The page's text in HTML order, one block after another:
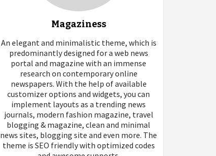
Magaziness
An elegant and minimalistic theme, which is
predominantly designed for a web news
portal and magazine with an immense
research on contemporary online
newspapers. With the help of available
customizer options and widgets, you can
implement layouts as a trending news
journals, modern fashion magazine, travel
blogging & magazine, clean and minimal
news sites, blogging site and even more. The
theme is SEO friendly with optimized codes